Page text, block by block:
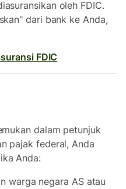
oleh FDIC.
dari bank ke Anda,
FDIC
dalam petunjuk
pajak federal, Anda
Anda:
warga negara AS atau